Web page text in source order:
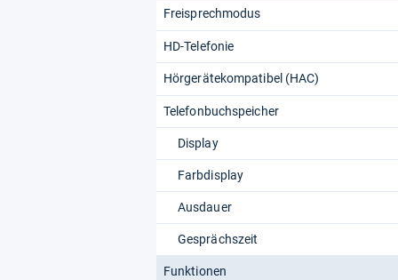
Freisprechmodus
HD-Telefonie
Hörgerätekompatibel (HAC)
Telefonbuchspeicher
Display
Farbdisplay
Ausdauer
Gesprächszeit
Funktionen